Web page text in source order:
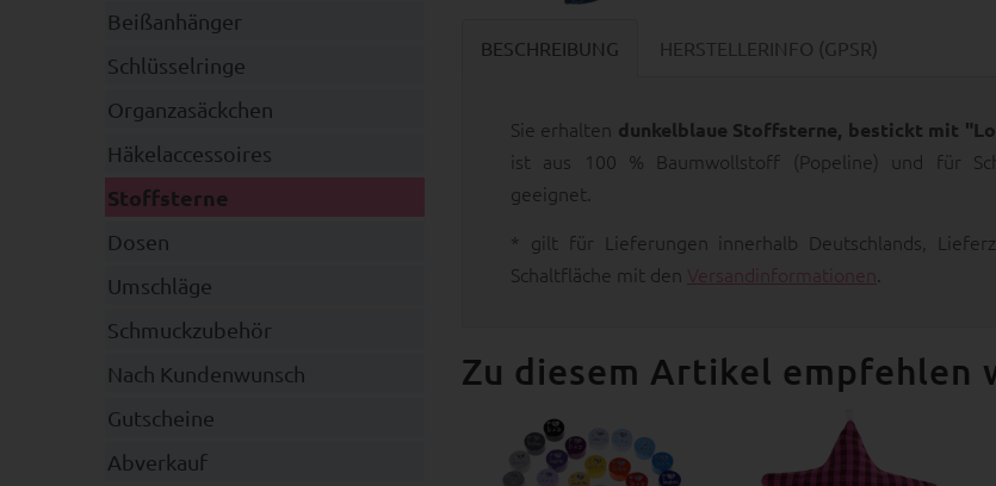
BESCHREIBUNG HERSTELLERINFO (GPSR)
Sie erhalten dunkelblaue Stoffsterne, bestickt mit
ist aus 100 % Baumwollstoff (Popeline) und für
geeignet.
* gilt für Lieferungen innerhalb Deutschlands,
Schaltfläche mit den Versandinformationen
Zu diesem Artikel empfehlen
Beißanhänger
Schlüsselringe
Organzasäckchen
Häkelaccessoires
Stoffsterne
Dosen
Umschläge
Schmuckzubehör
Nach Kundenwunsch
Gutscheine
Abverkauf